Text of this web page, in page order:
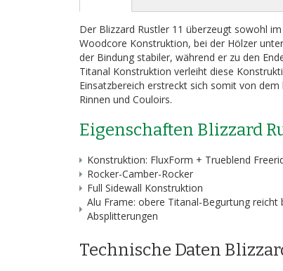
Der Blizzard Rustler 11 überzeugt sowohl
Woodcore Konstruktion, bei der Hölzer
der Bindung stabiler, während er zu den
Titanal Konstruktion verleiht diese
Einsatzbereich erstreckt sich somit von
Rinnen und Couloirs.
Eigenschaften Blizzard
Konstruktion: FluxForm + Trueblend
Rocker-Camber-Rocker
Full Sidewall Konstruktion
Alu Frame: obere Titanal-Begurtung
Absplitterungen
Technische Daten